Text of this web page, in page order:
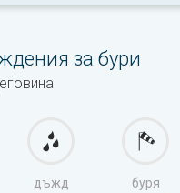
за бури
дъжд буря